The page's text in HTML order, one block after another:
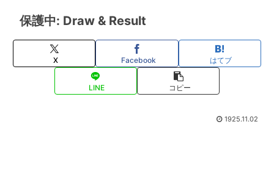
保護中: Draw & Result
X Facebook はてブ
LINE コピー
1925.11.02